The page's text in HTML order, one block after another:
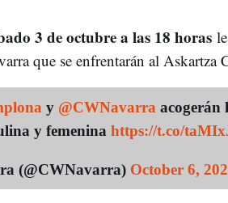
3 de octubre a las 18 horas
que se enfrentarán al Askartza
y @CWNavarra acogerán
y femenina https://t.co/
(@CWNavarra) October 6,